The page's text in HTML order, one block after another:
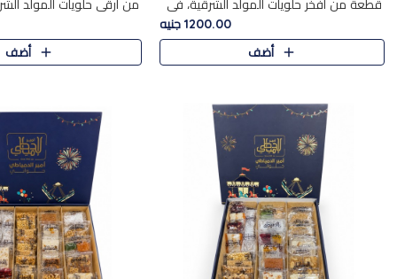
قطعة من أفخر حلويات المولد الشرقية، في
تشكيلة تجمع بين الأصالة والاختيارات الفاخرة.
تحتوي العلبة..
1200.00 جنيه
أضف
من أرقى حلويات المولد
تجمع بين الأصناف
والاختيارات الغنية بالم..
أضف